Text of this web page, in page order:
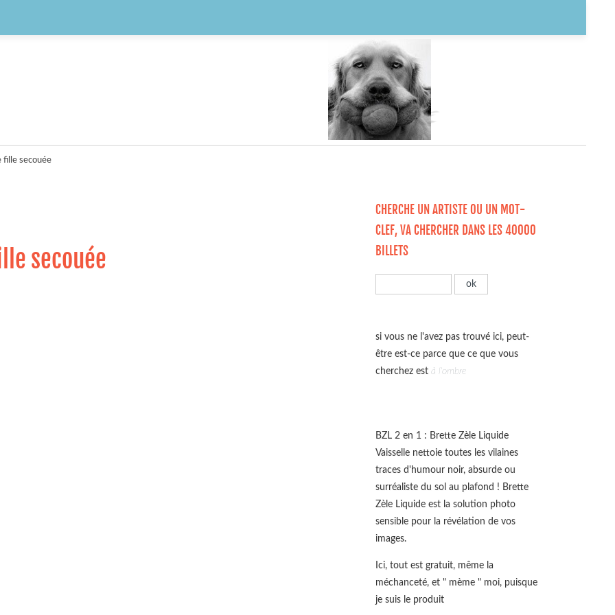
fille secouée
secouée
CHERCHE UN ARTISTE OU UN MOT-
CLEF, VA CHERCHER DANS LES 40000
BILLETS
si vous ne l'avez pas trouvé ici, peut-
être est-ce parce que ce que vous
cherchez està l'ombre
BZL 2 en 1 : Brette Zèle Liquide
Vaisselle nettoie toutes les vilaines
traces d'humour noir, absurde ou
surréaliste du sol au plafond ! Brette
Zèle Liquide est la solution photo
sensible pour la révélation de vos
images.
Ici, tout est gratuit, même la
méchanceté, et " mème " moi, puisque
je suis le produit